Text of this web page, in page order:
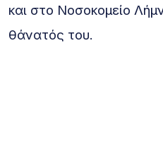
και στο Νοσοκομείο
θάνατός του.